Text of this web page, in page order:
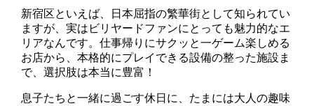
新宿区といえば、日本屈指の繁華街として知られてい
ますが、実はビリヤードファンにとっても魅力的なエ
リアなんです。仕事帰りにサクッと一ゲーム楽しめる
お店から、本格的にプレイできる設備の整った施設ま
で、選択肢は本当に豊富！
息子たちと一緒に過ごす休日に、たまには大人の趣味